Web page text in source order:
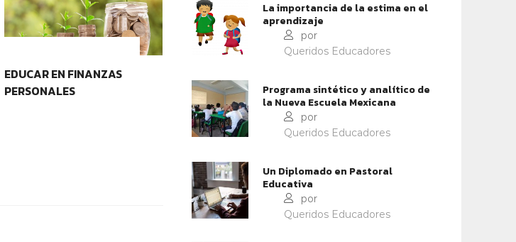
EDUCAR EN FINANZAS
PERSONALES
IDENTIDAD Y PERTENENCIA
PACTO EDUCATIVO GLOBAL
La importancia de la estima en el
aprendizaje
por
Queridos Educadores
Programa sintético y analítico de
la Nueva Escuela Mexicana
por
Queridos Educadores
Un Diplomado en Pastoral
Educativa
por
Queridos Educadores